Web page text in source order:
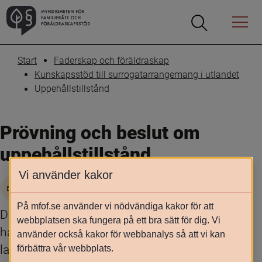
Öppna
Öppna
Menyn
Start
Faderskap och föräldraskap
Kunskapsstöd till surrogatarrangemang i utlandet
Uppehållstillstånd
Prövning och beslut om
uppehållstillstånd
Den som vill ha uppehållstillstånd i Sverige ska
ha ansökt om och beviljats det före inresa i
landet. Ansökan om uppehållstillstånd får inte
Vi använder kakor
På mfof.se använder vi nödvändiga kakor för att
webbplatsen ska fungera på ett bra sätt för dig. Vi
använder också kakor för webbanalys så att vi kan
förbättra vår webbplats.